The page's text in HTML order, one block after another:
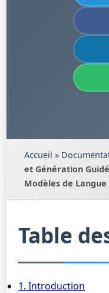
Accueil »
et Génération
Modèles de
Table
1. Introduction